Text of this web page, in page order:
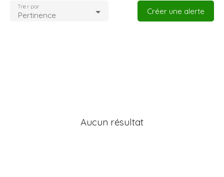
Pertinence
Trier par Créer une alerte
Aucun résultat